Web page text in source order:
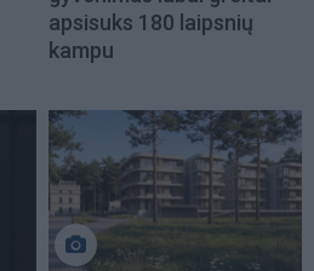
apsisuks 180 laipsnių
kampu